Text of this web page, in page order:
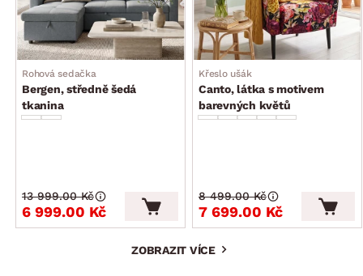
Rohová sedačka
Bergen, středně šedá
tkanina
6 999.00 Kč
13 999.00 Kč
Křeslo ušák
Canto, látka s motivem
barevných květů
7 699.00 Kč
8 499.00 Kč
ZOBRAZIT VÍCE